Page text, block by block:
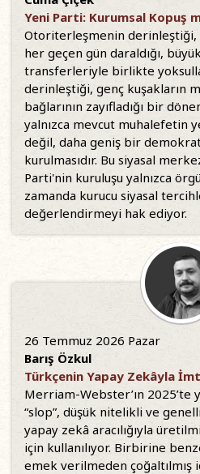
Yeni Parti: Kurumsal Kopuş
Otoriterleşmenin derinleştiği,
her geçen gün daraldığı,
transferleriyle birlikte
derinleştiği, genç kuşakların
bağlarının zayıfladığı bir
yalnızca mevcut muhalefetin
değil, daha geniş bir
kurulmasıdır. Bu siyasal
Parti'nin kuruluşu yalnızca
zamanda kurucu siyasal
değerlendirmeyi hak ediyor.
26 Temmuz 2026 Pazar
Barış Özkul
Türkçenin Yapay Zekâyla
Merriam-Webster’ın 2025’te
“slop”, düşük nitelikli ve
yapay zekâ aracılığıyla
için kullanılıyor. Birbirine
emek verilmeden çoğaltılmış